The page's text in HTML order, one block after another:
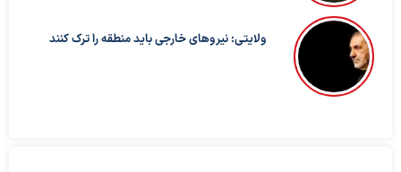
ولایتی: نیروهای خارجی باید منطقه را ترک کنند